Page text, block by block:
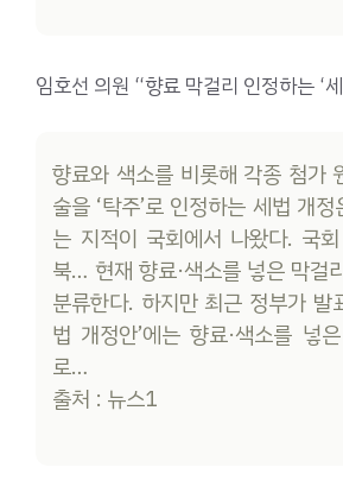
임호선 의원 “향료 막걸리 인정하는 ‘
향료와 색소를 비롯해 각종 첨가
술을 ‘탁주’로 인정하는 세법 개
는 지적이 국회에서 나왔다. 국
북… 현재 향료·색소를 넣은 막걸
분류한다. 하지만 최근 정부가
법 개정안’에는 향료·색소를 넣
로…
출처 : 뉴스1